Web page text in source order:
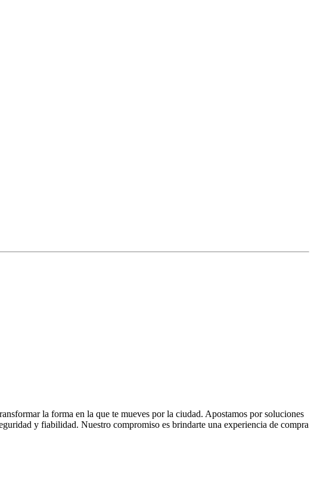
la forma en la que te mueves por la ciudad. Apostamos por soluciones
y fiabilidad. Nuestro compromiso es brindarte una experiencia de compra